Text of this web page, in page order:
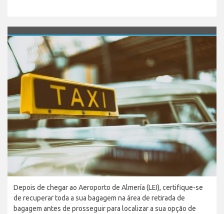
Depois de chegar ao Aeroporto de Almería (LEI), certifique-se
de recuperar toda a sua bagagem na área de retirada de
bagagem antes de prosseguir para localizar a sua opção de